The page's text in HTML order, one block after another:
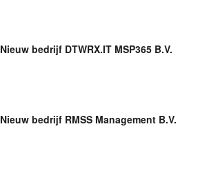
Nieuw bedrijf DTWRX.IT MSP365 B.V.
Nieuw bedrijf RMSS Management B.V.